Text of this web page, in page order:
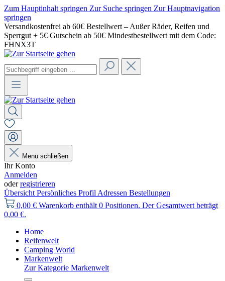
Zum Hauptinhalt springen Zur Suche springen Zur Hauptnavigation
springen
Versandkostenfrei ab 60€ Bestellwert – Außer Räder, Reifen und
Sperrgut + 5€ Gutschein ab 50€ Mindestbestellwert mit dem Code:
FHNX3T
Menü schließen
Ihr Konto
Anmelden
oderregistrieren
Übersicht Persönliches Profil Adressen Bestellungen
0,00 € Warenkorb enthält 0 Positionen. Der Gesamtwert beträgt
0,00 €.
Home
Reifenwelt
Camping World
Markenwelt
Zur Kategorie Markenwelt